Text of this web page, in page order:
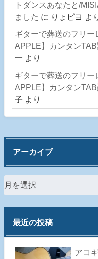
トダンスあなたと/
ました に りょピヨ より
ギターで葬送のフリー
APPLE】カンタン
一 より
ギターで葬送のフリー
APPLE】カンタン
子 より
アーカイブ
最近の投稿
アコ